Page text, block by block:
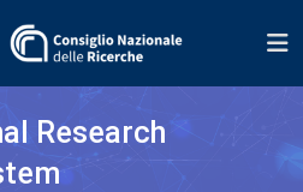
Research